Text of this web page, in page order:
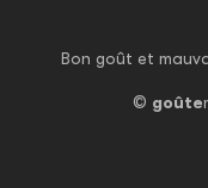
Bon goût et
© goûte